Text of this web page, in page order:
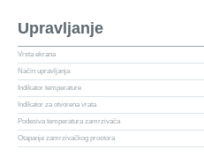
Upravljanje
Vrsta ekrana
Način upravljanja
Indikator temperature
Indikator za otvorena vrata
Podesiva temperatura zamrzivača
Otapanje zamrzivačkog prostora